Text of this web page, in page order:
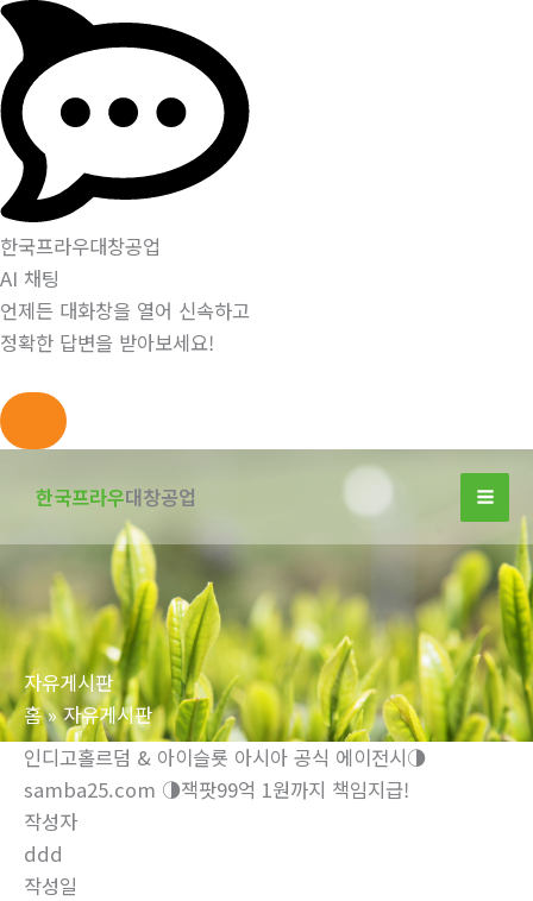
한국프라우대창공업
AI 채팅
언제든 대화창을 열어 신속하고
정확한 답변을 받아보세요!
너
뛰
기
한국프라우대창공업
자유게시판
홈
자유게시판
인디­고홀르덤 & 아이슬룟 아시아 공식 에이전시◑
samba25.com ◑잭­팟99억 1원까지 책임지급!
작성자
ddd
작성일